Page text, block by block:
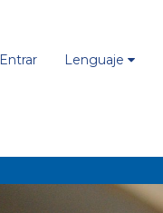
Entrar Lenguaje